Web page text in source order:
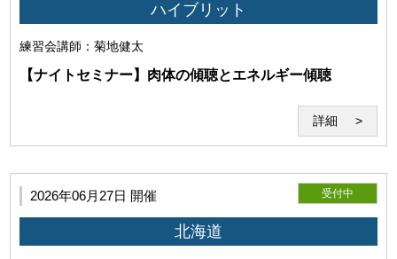
利用者は事前に自己の責任と費用においてZoomが利用可能
な機器（パソコン・webカメラ等）を用意し、Zoomの機能等
についての確認・接続テストを行うものとします。また、
Zoomが提示する各規約、ガイドラインを遵守し、正常にセ
が提供するサービスに関する質問、問い合わせ等については
お答えできません。
ハイブリット
練習会講師：菊地健太
【ナイトセミナー】肉体の傾聴とエネルギー傾聴
詳細
2026年06月27日 開催 受付中
北海道